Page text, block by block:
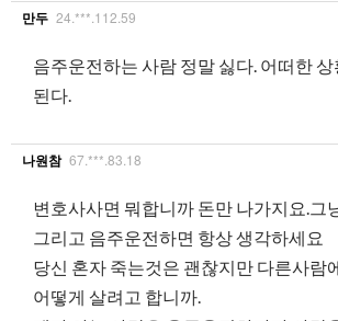
만두 24.***.112.59
음주운전하는 사람 정말 싫다. 어떠한
된다.
나원참 67.***.83.18
변호사사면 뭐합니까 돈만 나가지요.그
그리고 음주운전하면 항상 생각하세요
당신 혼자 죽는것은 괜찮지만 다른사람
어떻게 살려고 합니까.